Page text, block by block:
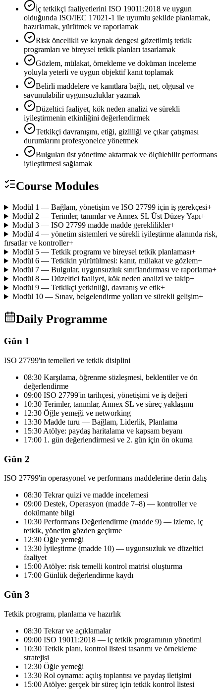
i̇ç tetkikçi faaliyetlerini ISO 19011:2018 ve uygun
olduğunda ISO/IEC 17021-1 ile uyumlu şekilde planlamak,
hazırlamak, yürütmek ve raporlamak
Risk öncelikli ve kaynak dengesi gözetilmiş tetkik
programları ve bireysel tetkik planları tasarlamak
Gözlem, mülakat, örnekleme ve doküman inceleme
yoluyla yeterli ve uygun objektif kanıt toplamak
Belirli maddelere ve kanıtlara bağlı, net, olgusal ve
savunulabilir uygunsuzluklar yazmak
Düzeltici faaliyet, kök neden analizi ve sürekli
iyileştirmenin etkinliğini değerlendirmek
Tetkikçi davranışını, etiği, gizliliği ve çıkar çatışması
durumlarını profesyonelce yönetmek
Bulguları üst yönetime aktarmak ve ölçülebilir performans
iyileştirmesi sağlamak
Course Modules
Modül 1 — Bağlam, yönetişim ve ISO 27799 için iş gerekçesi+
Modül 2 — Terimler, tanımlar ve Annex SL Üst Düzey Yapı+
Modül 3 — ISO 27799 madde madde gereklilikler+
Modül 4 — yönetim sistemleri ve sürekli iyileştirme alanında risk,
fırsatlar ve kontroller+
Modül 5 — Tetkik programı ve bireysel tetkik planlaması+
Modül 6 — Tetkikin yürütülmesi: kanıt, mülakat ve gözlem+
Modül 7 — Bulgular, uygunsuzluk sınıflandırması ve raporlama+
Modül 8 — Düzeltici faaliyet, kök neden analizi ve takip+
Modül 9 — Tetkikçi yetkinliği, davranış ve etik+
Modül 10 — Sınav, belgelendirme yolları ve sürekli gelişim+
Daily Programme
Gün 1
ISO 27799'in temelleri ve tetkik disiplini
08:30 Karşılama, öğrenme sözleşmesi, beklentiler ve ön
değerlendirme
09:00 ISO 27799'in tarihçesi, yönetişimi ve iş değeri
10:30 Terimler, tanımlar, Annex SL ve süreç yaklaşımı
12:30 Öğle yemeği ve networking
13:30 Madde turu — Bağlam, Liderlik, Planlama
15:30 Atölye: paydaş haritalama ve kapsam beyanı
17:00 1. gün değerlendirmesi ve 2. gün için ön okuma
Gün 2
ISO 27799'in operasyonel ve performans maddelerine derin dalış
08:30 Tekrar quizi ve madde incelemesi
09:00 Destek, Operasyon (madde 7–8) — kontroller ve
dokümante bilgi
10:30 Performans Değerlendirme (madde 9) — izleme, iç
tetkik, yönetim gözden geçirme
12:30 Öğle yemeği
13:30 İyileştirme (madde 10) — uygunsuzluk ve düzeltici
faaliyet
15:00 Atölye: risk temelli kontrol matrisi oluşturma
17:00 Günlük değerlendirme kaydı
Gün 3
Tetkik programı, planlama ve hazırlık
08:30 Tekrar ve açıklamalar
09:00 ISO 19011:2018 — iç tetkik programının yönetimi
10:30 Tetkik planı, kontrol listesi tasarımı ve örnekleme
stratejisi
12:30 Öğle yemeği
13:30 Rol oynama: açılış toplantısı ve paydaş iletişimi
15:00 Atölye: gerçek bir süreç için tetkik kontrol listesi